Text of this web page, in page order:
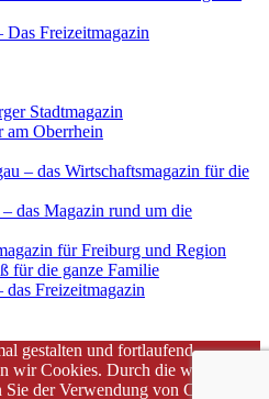
Freizeitmagazin
Stadtmagazin
am Oberrhein
– das Wirtschaftsmagazin für die
das Magazin rund um die
für Freiburg und Region
für die ganze Familie
Freizeitmagazin
gestalten und fortlaufend
wir Cookies. Durch die weitere
der Verwendung von Cookies